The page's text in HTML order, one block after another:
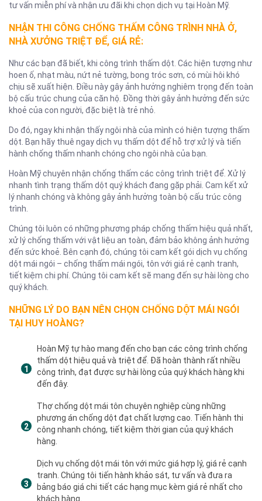
tư vấn miễn phí và nhận ưu đãi khi chọn dịch vụ tại Hoàn Mỹ.
NHẬN THI CÔNG CHỐNG THẤM CÔNG TRÌNH NHÀ Ở,
NHÀ XƯỞNG TRIỆT ĐỂ, GIÁ RẺ:
Như các bạn đã biết, khi công trình thấm dột. Các hiện tượng như
hoen ố, nhạt màu, nứt nẻ tường, bong tróc sơn, có mùi hôi khó
chịu sẽ xuất hiện. Điều này gây ảnh hưởng nghiêm trọng đến toàn
bộ cấu trúc chung của căn hộ. Đồng thời gây ảnh hưởng đến sức
khoẻ của con người, đặc biệt là trẻ nhỏ.
Do đó, ngay khi nhận thấy ngôi nhà của mình có hiện tượng thấm
dột. Bạn hãy thuê ngay dịch vụ thấm dột để hỗ trợ xử lý và tiến
hành chống thấm nhanh chóng cho ngôi nhà của bạn.
Hoàn Mỹ chuyên nhận chống thấm các công trình triệt để. Xử lý
nhanh tình trạng thấm dột quý khách đang gặp phải. Cam kết xử
lý nhanh chóng và không gây ảnh hưởng toàn bộ cấu trúc công
trình.
Chúng tôi luôn có những phương pháp chống thấm hiệu quả nhất,
xử lý chống thấm với vật liệu an toàn, đảm bảo không ảnh hưởng
đến sức khoẻ. Bên cạnh đó, chúng tôi cam kết gói dịch vụ chống
dột mái ngói – chống thấm mái ngói, tôn với giá rẻ cạnh tranh,
tiết kiệm chi phí. Chúng tôi cam kết sẽ mang đến sự hài lòng cho
quý khách.
NHỮNG LÝ DO BẠN NÊN CHỌN CHỐNG DỘT MÁI NGÓI
TẠI HUY HOÀNG?
Hoàn Mỹ tự hào mang đến cho bạn các công trình chống
thấm dột hiệu quả và triệt để. Đã hoàn thành rất nhiều
công trình, đạt được sự hài lòng của quý khách hàng khi
đến đây.
Thợ chống dột mái tôn chuyên nghiệp cùng những
phương án chống dột đạt chất lượng cao. Tiến hành thi
công nhanh chóng, tiết kiệm thời gian của quý khách
hàng.
Dịch vụ chống dột mái tôn với mức giá hợp lý, giá rẻ cạnh
tranh. Chúng tôi tiến hành khảo sát, tư vấn và đưa ra
bảng báo giá chi tiết các hạng mục kèm giá rẻ nhất cho
khách hàng.